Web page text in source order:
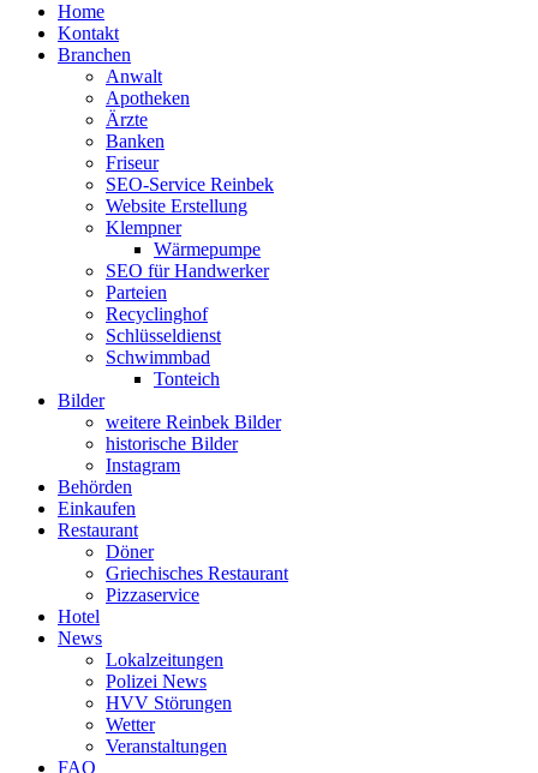
Home
Kontakt
Branchen
Anwalt
Apotheken
Ärzte
Banken
Friseur
SEO-Service Reinbek
Website Erstellung
Klempner
Wärmepumpe
SEO für Handwerker
Parteien
Recyclinghof
Schlüsseldienst
Schwimmbad
Tonteich
Bilder
weitere Reinbek Bilder
historische Bilder
Instagram
Behörden
Einkaufen
Restaurant
Döner
Griechisches Restaurant
Pizzaservice
Hotel
News
Lokalzeitungen
Polizei News
HVV Störungen
Wetter
Veranstaltungen
FAQ